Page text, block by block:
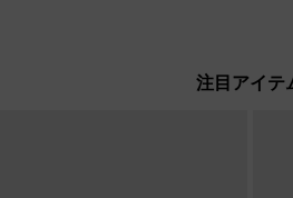
注目アイテ